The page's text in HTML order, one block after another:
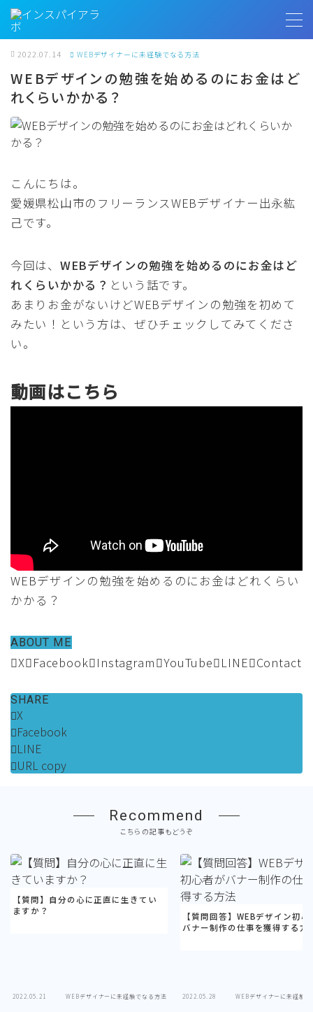
MENU
トップページ
プロフィール
インスパイアラボ
無料相談
2022.07.14 WEBデザイナーに未経験でなる方法
WEBデザインの勉強を始めるのにお金はど
れくらいかかる？
こんにちは。
愛媛県松山市のフリーランスWEBデザイナー出永紘
己です。
今回は、 WEBデザインの勉強を始めるのにお金はど
れくらいかかる？ という話です。
あまりお金がないけどWEBデザインの勉強を初めて
みたい！という方は、ぜひチェックしてみてくださ
い。
動画はこちら
WEBデザインの勉強を始めるのにお金はどれくらい
かかる？
ABOUT ME
X Facebook Instagram YouTube LINE Contact
SHARE
X
Facebook
LINE
URL copy
Recommend
こちらの記事もどうぞ
【質問】自分の心に正直に生きてい
ますか？￼
2022.05.21 WEBデザイナーに未経験でなる方法
【質問回答】WEBデザイン初心
バナー制作の仕事を獲得する方
2022.05.28 WEBデザイナーに未経験